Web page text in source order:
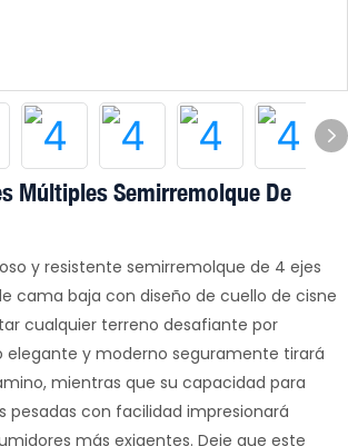
Múltiples Semirremolque De
y resistente semirremolque de 4 ejes
cama baja con diseño de cuello de cisne
cualquier terreno desafiante por
elegante y moderno seguramente tirará
mientras que su capacidad para
pesadas con facilidad impresionará
más exigentes. Deje que este